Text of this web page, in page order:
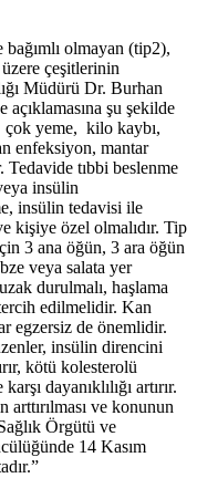
olmayan (tip2),
çeşitlerinin
Müdürü Dr. Burhan
şu şekilde
çok yeme, kilo kaybı,
enfeksiyon, mantar
tıbbi beslenme
insülin
insülin tedavisi ile
kişiye özel olmalıdır. Tip
3 ana öğün, 3 ara öğün
veya salata yer
durulmalı, haşlama
edilmelidir. Kan
egzersiz de önemlidir.
insülin direncini
kötü kolesterolü
dayanıklılığı artırır.
arttırılması ve konunun
Örgütü ve
14 Kasım